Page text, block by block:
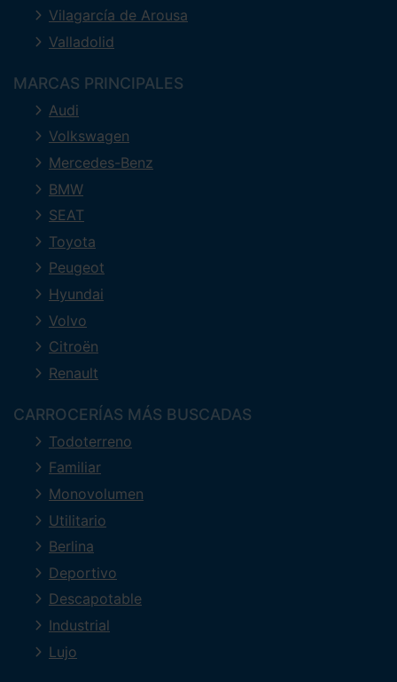
Vilagarcía de Arousa
Valladolid
MARCAS PRINCIPALES
Audi
Volkswagen
Mercedes-Benz
BMW
SEAT
Toyota
Peugeot
Hyundai
Volvo
Citroën
Renault
CARROCERÍAS MÁS BUSCADAS
Todoterreno
Familiar
Monovolumen
Utilitario
Berlina
Deportivo
Descapotable
Industrial
Lujo